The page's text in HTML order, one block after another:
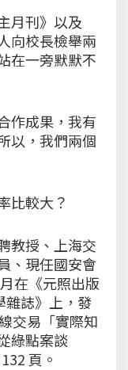
月刊》以及
向校長檢舉兩
在一旁默默不
作成果，我有
以，我們兩個
比較大？
教授、上海交
、現任國安會
在《元照出版
雜誌》上，發
交易「實際知
綠點案談
頁。